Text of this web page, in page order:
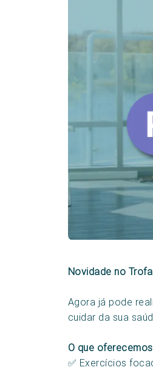
Novidade no
Agora já pode
cuidar da sua
O que
✅ Exercícios